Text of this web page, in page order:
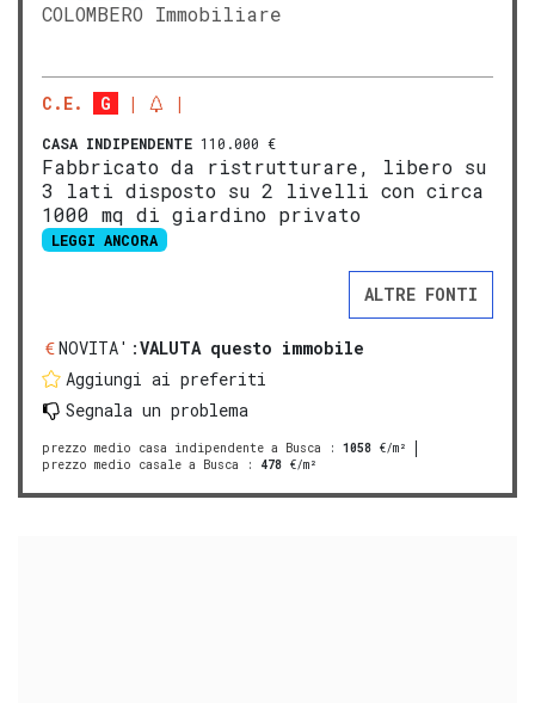
COLOMBERO Immobiliare
C.E. G
CASA INDIPENDENTE 110.000 €
Fabbricato da ristrutturare, libero su
3 lati disposto su 2 livelli con circa
1000 mq di giardino privato
LEGGI ANCORA
ALTRE FONTI
NOVITA':VALUTA questo immobile
Aggiungi ai preferiti
Segnala un problema
prezzo medio casa indipendente a Busca : 1058 €/m²
prezzo medio casale a Busca : 478 €/m²